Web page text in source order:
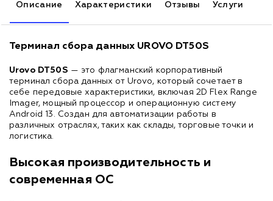
Описание Характеристики Отзывы Услуги
Терминал сбора данных UROVO DT50S
Urovo DT50S — это флагманский корпоративный
терминал сбора данных от Urovo, который сочетает в
себе передовые характеристики, включая 2D Flex Range
Imager, мощный процессор и операционную систему
Android 13. Создан для автоматизации работы в
различных отраслях, таких как склады, торговые точки и
логистика.
Высокая производительность и
современная ОС